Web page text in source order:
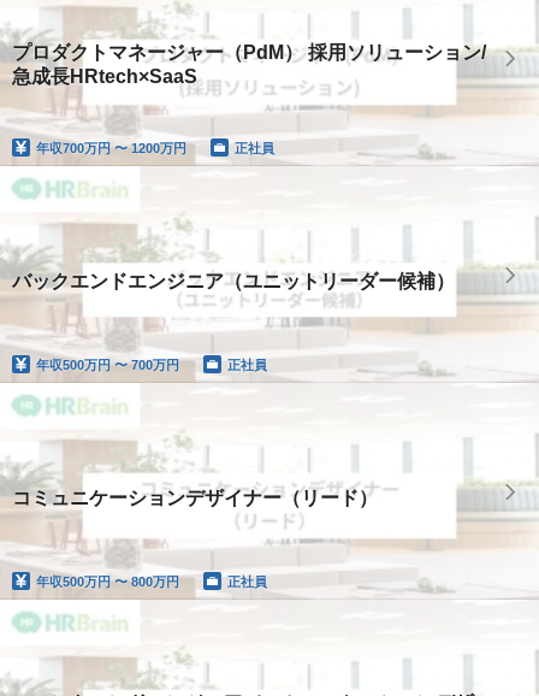
プロダクトマネージャー（PdM） 採用ソリューション/
急成長HRtech×SaaS
年収700万円 〜 1200万円 正社員
バックエンドエンジニア（ユニットリーダー候補）
年収500万円 〜 700万円 正社員
コミュニケーションデザイナー（リード）
年収500万円 〜 800万円 正社員